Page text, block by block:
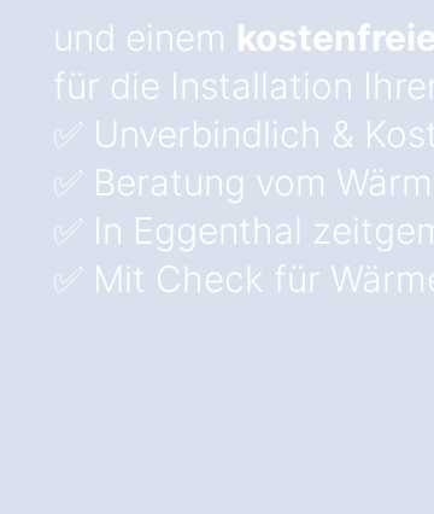
und einem
für die Installation
✅ Unverbindlich &
✅ Beratung vom
✅ In Eggenthal
✅ Mit Check für